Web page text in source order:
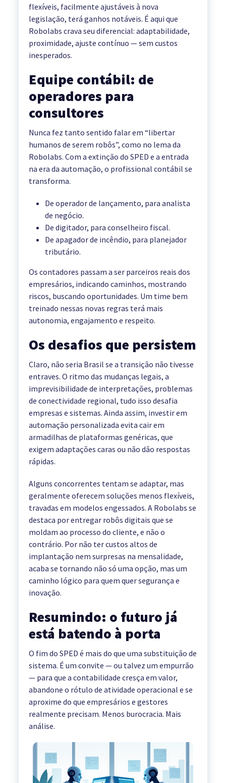
flexíveis, facilmente ajustáveis à nova
legislação, terá ganhos notáveis. É aqui que
Robolabs crava seu diferencial: adaptabilidade,
proximidade, ajuste contínuo — sem custos
inesperados.
Equipe contábil: de
operadores para
consultores
Nunca fez tanto sentido falar em “libertar
humanos de serem robôs”, como no lema da
Robolabs. Com a extinção do SPED e a entrada
na era da automação, o profissional contábil se
transforma.
De operador de lançamento, para analista
de negócio.
De digitador, para conselheiro fiscal.
De apagador de incêndio, para planejador
tributário.
Os contadores passam a ser parceiros reais dos
empresários, indicando caminhos, mostrando
riscos, buscando oportunidades. Um time bem
treinado nessas novas regras terá mais
autonomia, engajamento e respeito.
Os desafios que persistem
Claro, não seria Brasil se a transição não tivesse
entraves. O ritmo das mudanças legais, a
imprevisibilidade de interpretações, problemas
de conectividade regional, tudo isso desafia
empresas e sistemas. Ainda assim, investir em
automação personalizada evita cair em
armadilhas de plataformas genéricas, que
exigem adaptações caras ou não dão respostas
rápidas.
Alguns concorrentes tentam se adaptar, mas
geralmente oferecem soluções menos flexíveis,
travadas em modelos engessados. A Robolabs se
destaca por entregar robôs digitais que se
moldam ao processo do cliente, e não o
contrário. Por não ter custos altos de
implantação nem surpresas na mensalidade,
acaba se tornando não só uma opção, mas um
caminho lógico para quem quer segurança e
inovação.
Resumindo: o futuro já
está batendo à porta
O fim do SPED é mais do que uma substituição de
sistema. É um convite — ou talvez um empurrão
— para que a contabilidade cresça em valor,
abandone o rótulo de atividade operacional e se
aproxime do que empresários e gestores
realmente precisam. Menos burocracia. Mais
análise.